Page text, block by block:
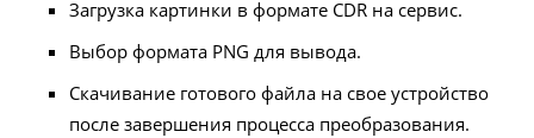
Загрузка картинки в формате CDR на сервис.
Выбор формата PNG для вывода.
Скачивание готового файла на свое устройство
после завершения процесса преобразования.